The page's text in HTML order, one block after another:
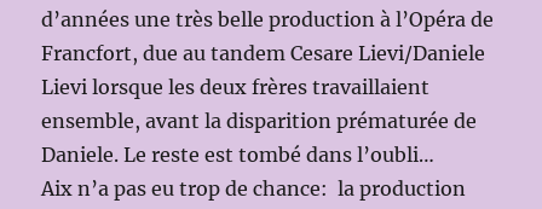
d’années une très belle production à l’Opéra de
Francfort, due au tandem Cesare Lievi/Daniele
Lievi lorsque les deux frères travaillaient
ensemble, avant la disparition prématurée de
Daniele. Le reste est tombé dans l’oubli…
Aix n’a pas eu trop de chance: la production